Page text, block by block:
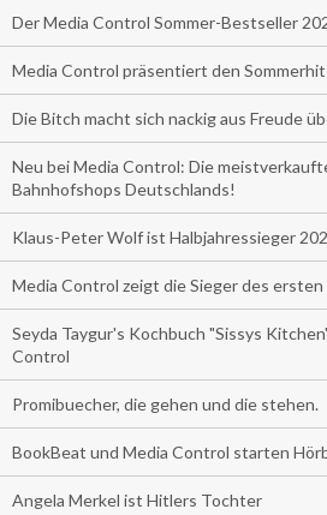
Der Media Control Sommer-Bestseller
Media Control präsentiert den
Die Bitch macht sich nackig aus Freude
Neu bei Media Control: Die
Bahnhofshops Deutschlands!
Klaus-Peter Wolf ist Halbjahressieger
Media Control zeigt die Sieger des
Seyda Taygur's Kochbuch "Sissys
Control
Promibuecher, die gehen und die stehen.
BookBeat und Media Control starten
Angela Merkel ist Hitlers Tochter